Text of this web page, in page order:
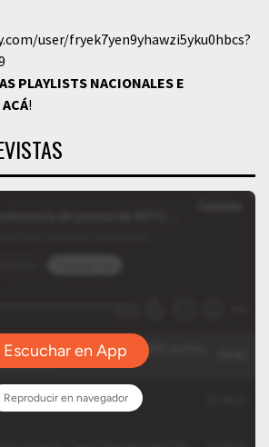
user/fryek7yen9yhawzi5yku0hbcs?
PLAYLISTS NACIONALES E
ACÁ!